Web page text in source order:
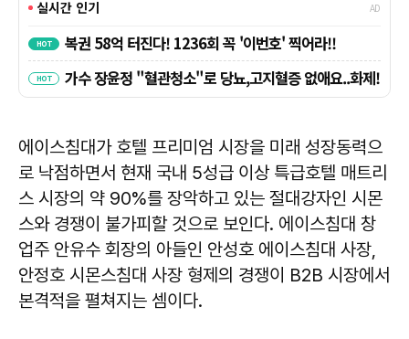
에이스침대가 호텔 프리미엄 시장을 미래 성장동력으
로 낙점하면서 현재 국내 5성급 이상 특급호텔 매트리
스 시장의 약 90%를 장악하고 있는 절대강자인 시몬
스와 경쟁이 불가피할 것으로 보인다. 에이스침대 창
업주 안유수 회장의 아들인 안성호 에이스침대 사장,
안정호 시몬스침대 사장 형제의 경쟁이 B2B 시장에서
본격적을 펼쳐지는 셈이다.